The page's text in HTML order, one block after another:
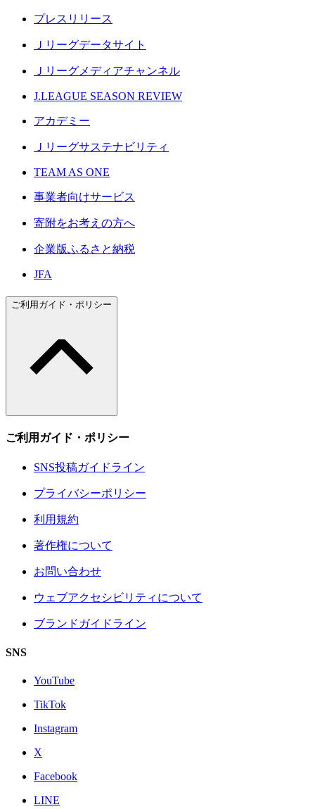
プレスリリース
Ｊリーグデータサイト
Ｊリーグメディアチャンネル
J.LEAGUE SEASON REVIEW
アカデミー
Ｊリーグサステナビリティ
TEAM AS ONE
事業者向けサービス
寄附をお考えの方へ
企業版ふるさと納税
JFA
ご利用ガイド・ポリシー
ご利用ガイド・ポリシー
SNS投稿ガイドライン
プライバシーポリシー
利用規約
著作権について
お問い合わせ
ウェブアクセシビリティについて
ブランドガイドライン
SNS
YouTube
TikTok
Instagram
X
Facebook
LINE